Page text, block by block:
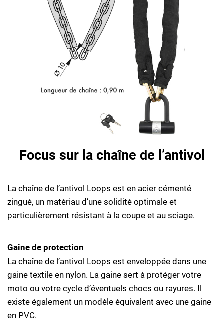
Focus sur la chaîne de l’antivol
La chaîne de l’antivol Loops est en acier cémenté
zingué, un matériau d’une solidité optimale et
particulièrement résistant à la coupe et au sciage.
Gaine de protection
La chaîne de l’antivol Loops est enveloppée dans une
gaine textile en nylon. La gaine sert à protéger votre
moto ou votre cycle d’éventuels chocs ou rayures. Il
existe également un modèle équivalent avec une gaine
en PVC.